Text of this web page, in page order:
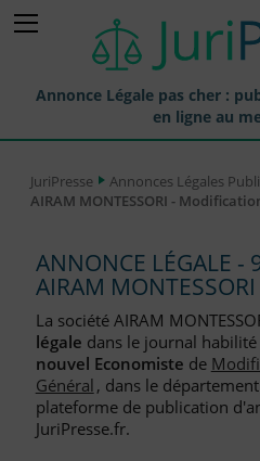
Annonce Légale pas cher :
en ligne au
Annonces Légales Publiées
Journaux Habilités (JAL) Annonces
Départements pour la
Liste des Greffes
Liste des CCI
JuriPresse
Annonces Légales
AIRAM MONTESSORI -
ANNONCE LÉGALE -
AIRAM MONTESSORI
La société AIRAM
légale dans le journal
nouvel Economiste de
Général, dans le
plateforme de publication
JuriPresse.fr.